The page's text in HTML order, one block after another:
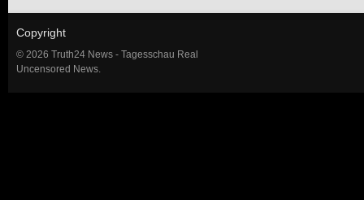
Copyright
© 2026 Truth24 News - Tagesschau Real
Uncensored News.